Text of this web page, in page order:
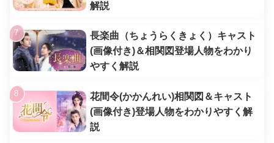
解説
長楽曲（ちょうらくきょく）キャスト
(画像付き)＆相関図登場人物をわかり
やすく解説
花間令(かかんれい)相関図＆キャスト
(画像付き)登場人物をわかりやすく解
説